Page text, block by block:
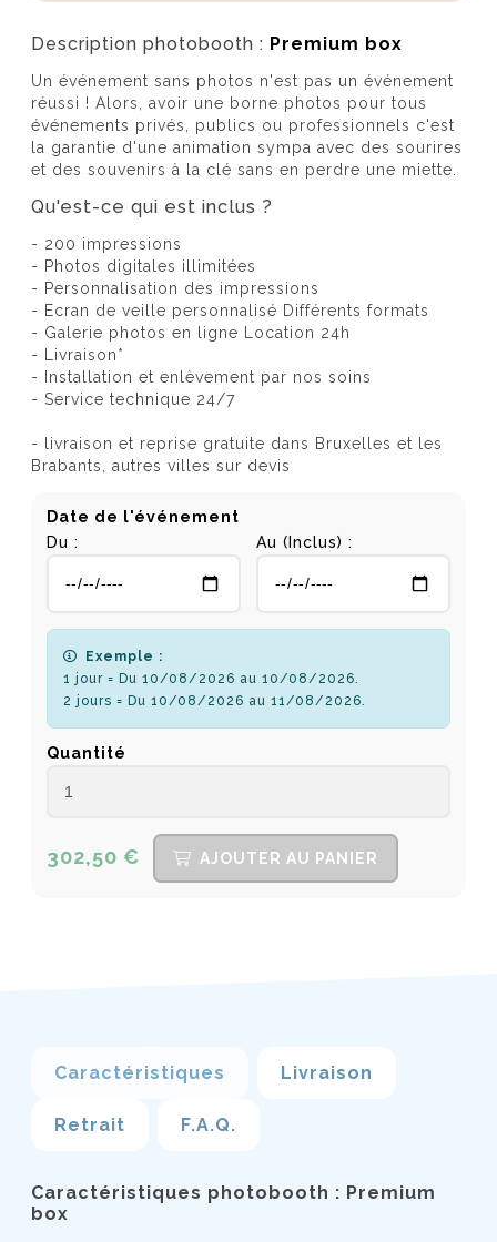
Description photobooth : Premium box
Un événement sans photos n'est pas un événement
réussi ! Alors, avoir une borne photos pour tous
événements privés, publics ou professionnels c'est
la garantie d'une animation sympa avec des sourires
et des souvenirs à la clé sans en perdre une miette.
Qu'est-ce qui est inclus ?
- 200 impressions
- Photos digitales illimitées
- Personnalisation des impressions
- Ecran de veille personnalisé Différents formats
- Galerie photos en ligne Location 24h
- Livraison*
- Installation et enlèvement par nos soins
- Service technique 24/7
- livraison et reprise gratuite dans Bruxelles et les
Brabants, autres villes sur devis
Date de l'événement
Du :
Au (Inclus) :
Exemple :
1 jour = Du 10/08/2026 au 10/08/2026.
2 jours = Du 10/08/2026 au 11/08/2026.
Quantité
302,50 € AJOUTER AU PANIER
Caractéristiques Livraison
Retrait F.A.Q.
Caractéristiques photobooth : Premium
box